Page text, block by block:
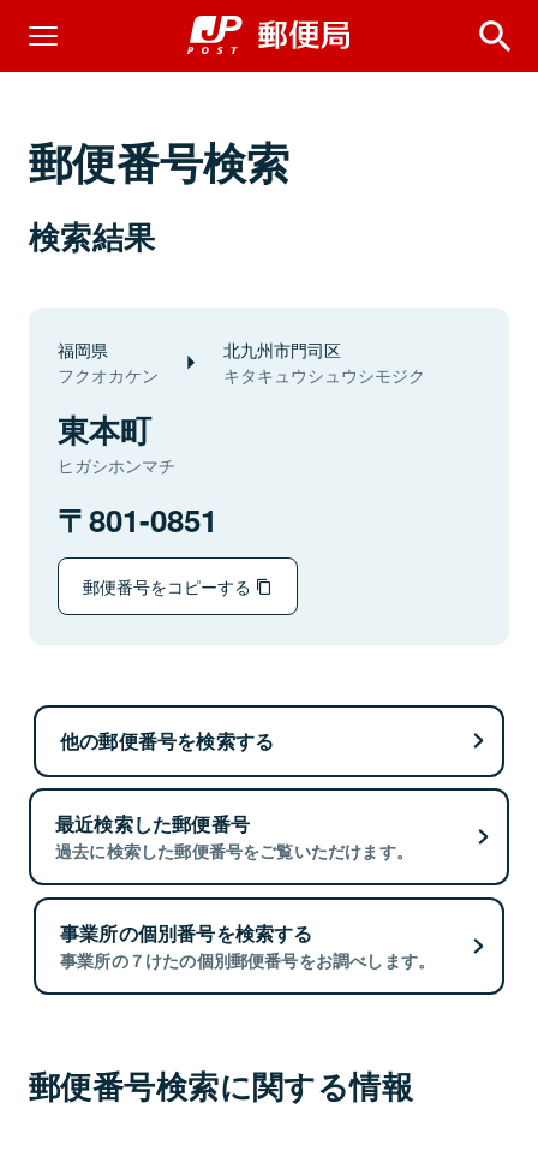
郵便番号検索
検索結果
福岡県
フクオカケン
北九州市門司区
キタキュウシュウシモジク
東本町
ヒガシホンマチ
801-0851
郵便番号をコピーする
他の郵便番号を検索する
最近検索した郵便番号
過去に検索した郵便番号をご覧いただけます。
事業所の個別番号を検索する
事業所の７けたの個別郵便番号をお調べします。
郵便番号検索に関する情報